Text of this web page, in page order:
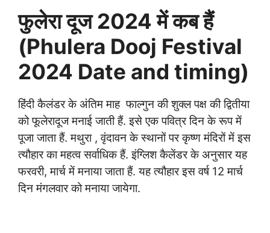
फुलेरा दूज 2024 में कब हैं
(Phulera Dooj Festival
2024 Date and timing)
हिंदी कैलंडर के अंतिम माह फाल्गुन की शुक्ल पक्ष की द्वितीया
को फूलेरादूज मनाई जाती हैं. इसे एक पवित्र दिन के रूप में
पूजा जाता हैं. मथुरा , वृंदावन के स्थानों पर कृष्ण मंदिरों में इस
त्यौहार का महत्व सर्वाधिक हैं. इंग्लिश कैलेंडर के अनुसार यह
फरवरी, मार्च में मनाया जाता हैं. यह त्यौहार इस वर्ष 12 मार्च
दिन मंगलवार को मनाया जायेगा.